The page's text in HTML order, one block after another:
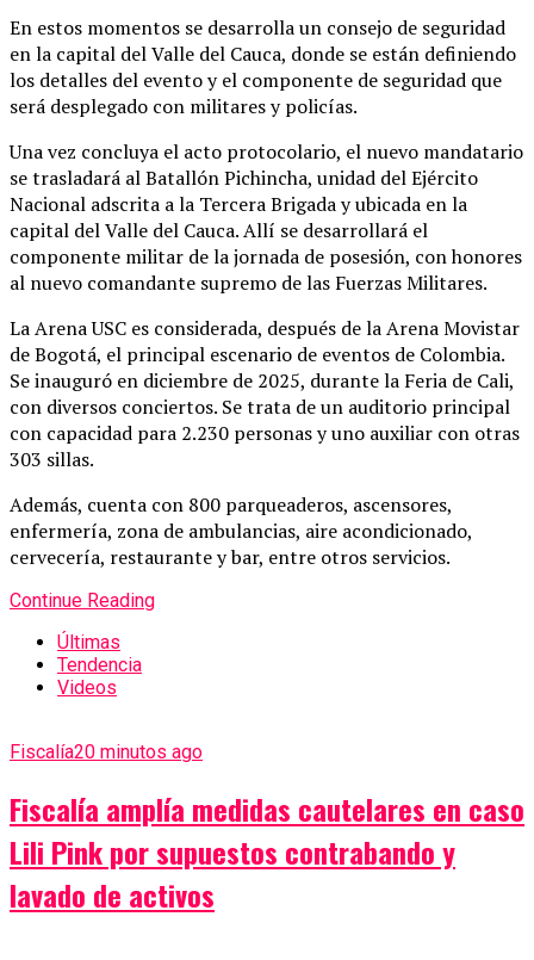
En estos momentos se desarrolla un consejo de seguridad
en la capital del Valle del Cauca, donde se están definiendo
los detalles del evento y el componente de seguridad que
será desplegado con militares y policías.
Una vez concluya el acto protocolario, el nuevo mandatario
se trasladará al Batallón Pichincha, unidad del Ejército
Nacional adscrita a la Tercera Brigada y ubicada en la
capital del Valle del Cauca. Allí se desarrollará el
componente militar de la jornada de posesión, con honores
al nuevo comandante supremo de las Fuerzas Militares.
La Arena USC es considerada, después de la Arena Movistar
de Bogotá, el principal escenario de eventos de Colombia.
Se inauguró en diciembre de 2025, durante la Feria de Cali,
con diversos conciertos. Se trata de un auditorio principal
con capacidad para 2.230 personas y uno auxiliar con otras
303 sillas.
Además, cuenta con 800 parqueaderos, ascensores,
enfermería, zona de ambulancias, aire acondicionado,
cervecería, restaurante y bar, entre otros servicios.
Continue Reading
Últimas
Tendencia
Videos
Fiscalía20 minutos ago
Fiscalía amplía medidas cautelares en caso
Lili Pink por supuestos contrabando y
lavado de activos